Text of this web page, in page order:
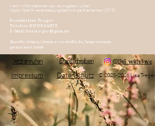
Mehr Informationen sowie Angaben unter
https://blenk-veranstaltungstechnik.de/elementor-2875/
Kontakt Lisa Treger
Telefon: 01741564078
E-Mail: lisa.treger@gmx.de
Quelle: https://www.e-recht24.de/impressum-
generator.html
Jetzt anrufen Email schreiben @lisi_withlove
Impressum Datenschutz ©2025-2026Lisa Treger.